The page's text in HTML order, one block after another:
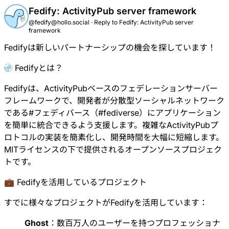
Fedify: ActivityPub server framework
@fedify@hollo.social · Reply to Fedify: ActivityPub server
framework
Fedifyは新しいパートナーシップの機会を探しています！
Fedifyとは？
Fedifyは、ActivityPubベースのフェデレーションサーバー
フレームワークで、開発者が分散型ソーシャルネットワーク
である#フェディバース （#fediverse）にアプリケーション
を簡単に統合できるよう支援します。複雑なActivityPubプ
ロトコルの実装を簡素化し、開発時間を大幅に短縮します。
MITライセンスの下で提供されるオープンソースプロジェク
トです。
💼 Fedifyを活用しているプロジェクト
すでに様々なプロジェクトがFedifyを活用しています：
Ghost ：数百万人のユーザーを持つプロフェッショナ